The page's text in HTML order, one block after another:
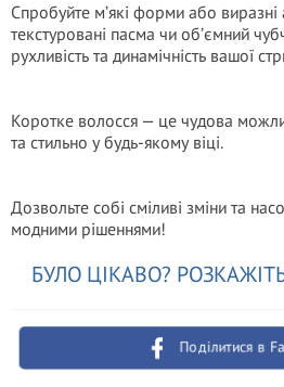
Спробуйте м’які форми або виразні
текстуровані пасма чи об’ємний
рухливість та динамічність вашої
Коротке волосся — це чудова
та стильно у будь-якому віці.
Дозвольте собі сміливі зміни та
модними рішеннями!
БУЛО ЦІКАВО?
Поділитися в